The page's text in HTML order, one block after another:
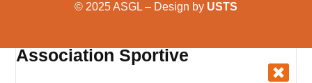
© 2025 ASGL – Design by USTS
Association Sportive